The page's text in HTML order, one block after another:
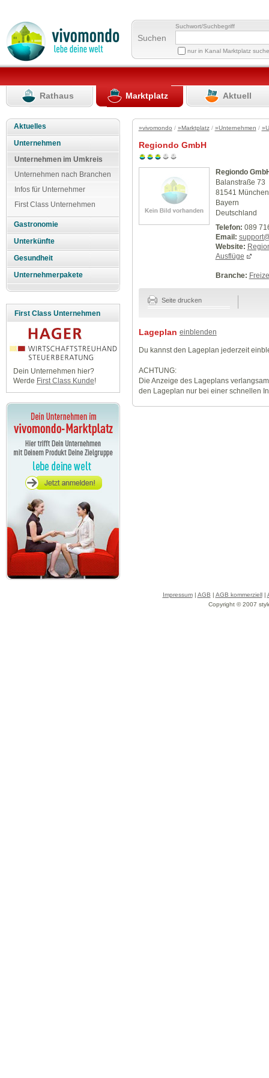
Suchen
Suchwort/Suchbegriff
nur in Kanal Marktplatz
Rathaus Marktplatz Aktuell
Aktuelles
Unternehmen
Unternehmen im Umkreis
Unternehmen nach Branchen
Infos für Unternehmer
First Class Unternehmen
Gastronomie
Unterkünfte
Gesundheit
Unternehmerpakete
First Class Unternehmen
Dein Unternehmen hier?
Werde First Class Kunde!
»vivomondo / »Marktplatz/ »Unternehmen /
Regiondo GmbH
Regiondo
Balanstraße 73
81541 München
Bayern
Deutschland
Telefon: 089
Email:
Website:
Ausflüge
Branche:
Seite drucken
Lageplan einblenden
Du kannst den Lageplan jederzeit
ACHTUNG:
Die Anzeige des Lageplans
den Lageplan nur bei einer schnellen
Impressum| AGB | AGB kommerziell|
Copyright © 2007